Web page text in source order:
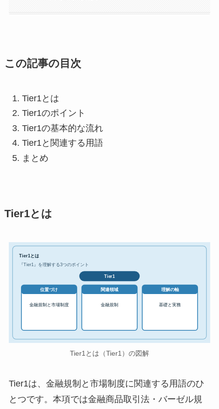
この記事の目次
Tier1とは
Tier1のポイント
Tier1の基本的な流れ
Tier1と関連する用語
まとめ
Tier1とは
Tier1とは
『Tier1』を理解する3つのポイント
Tier1
位置づけ
金融規制と市場制度
関連領域
金融規制
理解の軸
基礎と実務
Tier1とは（Tier1）の図解
Tier1は、金融規制と市場制度に関連する用語のひ
とつです。本項では金融商品取引法・バーゼル規